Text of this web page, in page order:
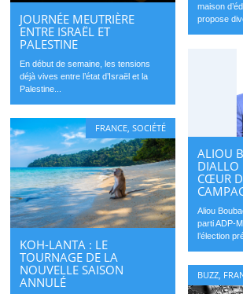
maison
propose
JOURNÉE MEUTRIÈRE
ENTRE ISRAËL ET
PALESTINE
En début de semaine, les tensions
déjà vives entre l’état d’Israël et la
Palestine...
ALIOU
DIALLO
CŒUR
Aliou
parti ADP-
l’élection
FRANCE,SOCIÉTÉ
KOH-LANTA : LE
TOURNAGE DE LA
NOUVELLE SAISON
ANNULÉ
BUZZ